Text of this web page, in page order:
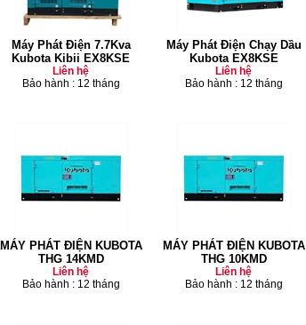
Máy Phát Điện 7.7Kva
Kubota Kibii EX8KSE
Liên hệ
Bảo hành : 12 tháng
Máy Phát Điện Chạy Dầu
Kubota EX8KSE
Liên hệ
Bảo hành : 12 tháng
MÁY PHÁT ĐIỆN KUBOTA
THG 14KMD
Liên hệ
Bảo hành : 12 tháng
MÁY PHÁT ĐIỆN KUBOTA
THG 10KMD
Liên hệ
Bảo hành : 12 tháng